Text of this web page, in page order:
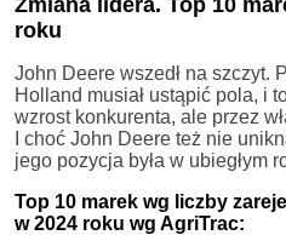
roku
John Deere wszedł na szczyt.
Holland musiał ustąpić pola, i
wzrost konkurenta, ale przez
I choć John Deere też nie
jego pozycja była w ubiegłym
Top 10 marek wg liczby
w 2024 roku wg AgriTrac: